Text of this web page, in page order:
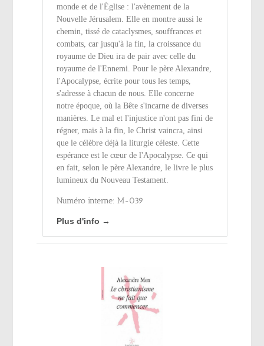
monde et de l'Église : l'avènement de la
Nouvelle Jérusalem. Elle en montre aussi le
chemin, tissé de cataclysmes, souffrances et
combats, car jusqu'à la fin, la croissance du
royaume de Dieu ira de pair avec celle du
royaume de l'Ennemi. Pour le père Alexandre,
l'Apocalypse, écrite pour tous les temps,
s'adresse à chacun de nous. Elle concerne
notre époque, où la Bête s'incarne de diverses
manières. Le mal et l'injustice n'ont pas fini de
régner, mais à la fin, le Christ vaincra, ainsi
que le célèbre déjà la liturgie céleste. Cette
espérance est le cœur de l'Apocalypse. Ce qui
en fait, selon le père Alexandre, le livre le plus
lumineux du Nouveau Testament.
Numéro interne: M-039
Plus d'info →